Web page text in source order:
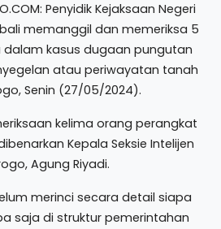
Penyidik Kejaksaan Negeri
memanggil dan memeriksa 5
kasus dugaan pungutan
atau periwayatan tanah
Senin (27/05/2024).
kelima orang perangkat
Kepala Seksie Intelijen
Agung Riyadi.
merinci secara detail siapa
saja di struktur pemerintahan